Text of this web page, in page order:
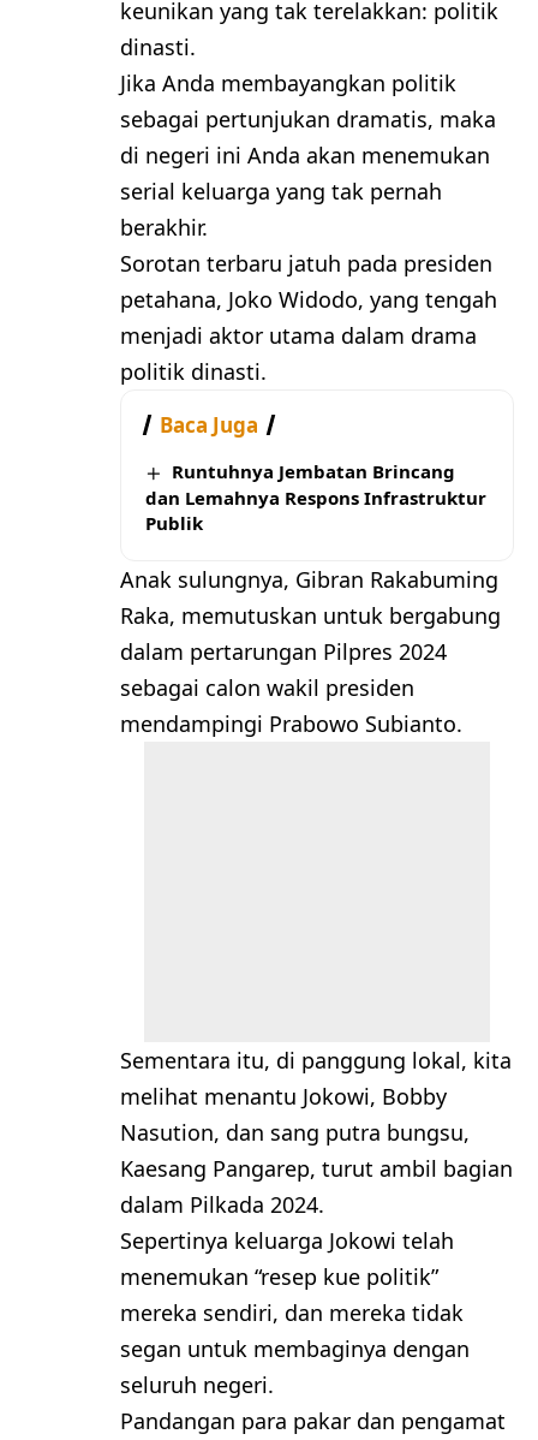
keunikan yang tak terelakkan: politik
dinasti.
Jika Anda membayangkan politik
sebagai pertunjukan dramatis, maka
di negeri ini Anda akan menemukan
serial keluarga yang tak pernah
berakhir.
Sorotan terbaru jatuh pada presiden
petahana, Joko Widodo, yang tengah
menjadi aktor utama dalam drama
politik dinasti.
Baca Juga
Runtuhnya Jembatan Brincang
dan Lemahnya Respons Infrastruktur
Publik
Anak sulungnya, Gibran Rakabuming
Raka, memutuskan untuk bergabung
dalam pertarungan Pilpres 2024
sebagai calon wakil presiden
mendampingi Prabowo Subianto.
Sementara itu, di panggung lokal, kita
melihat menantu Jokowi, Bobby
Nasution, dan sang putra bungsu,
Kaesang Pangarep, turut ambil bagian
dalam Pilkada 2024.
Sepertinya keluarga Jokowi telah
menemukan “resep kue politik”
mereka sendiri, dan mereka tidak
segan untuk membaginya dengan
seluruh negeri.
Pandangan para pakar dan pengamat